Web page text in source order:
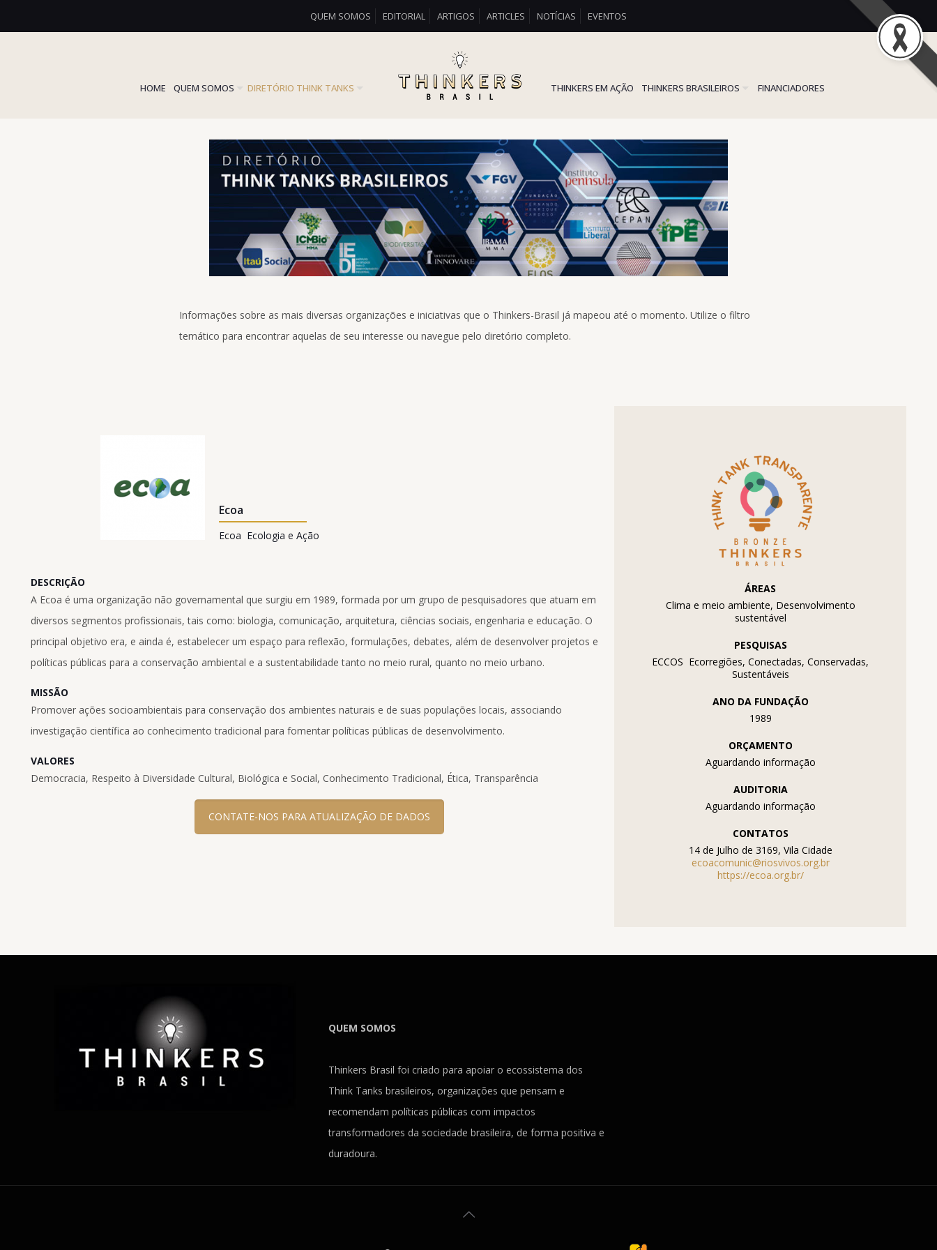
QUEM SOMOS EDITORIAL ARTIGOS ARTICLES NOTÍCIAS EVENTOS
HOME QUEM SOMOS DIRETÓRIO THINK TANKS THINKERS EM AÇÃO THINKERS BRASILEIROS FINANCIADORES
Informações sobre as mais diversas organizações e iniciativas que o Thinkers-Brasil já mapeou até o momento. Utilize o filtro
temático para encontrar aquelas de seu interesse ou navegue pelo diretório completo.
Ecoa
Ecoa  Ecologia e Ação
DESCRIÇÃO
A Ecoa é uma organização não governamental que surgiu em 1989, formada por um grupo de pesquisadores que atuam em
diversos segmentos profissionais, tais como: biologia, comunicação, arquitetura, ciências sociais, engenharia e educação. O
principal objetivo era, e ainda é, estabelecer um espaço para reflexão, formulações, debates, além de desenvolver projetos e
políticas públicas para a conservação ambiental e a sustentabilidade tanto no meio rural, quanto no meio urbano.
MISSÃO
Promover ações socioambientais para conservação dos ambientes naturais e de suas populações locais, associando
investigação científica ao conhecimento tradicional para fomentar políticas públicas de desenvolvimento.
VALORES
Democracia, Respeito à Diversidade Cultural, Biológica e Social, Conhecimento Tradicional, Ética, Transparência
CONTATE-NOS PARA ATUALIZAÇÃO DE DADOS
ÁREAS
Clima e meio ambiente, Desenvolvimento
sustentável
PESQUISAS
ECCOS  Ecorregiões, Conectadas, Conservadas,
Sustentáveis
ANO DA FUNDAÇÃO
1989
ORÇAMENTO
Aguardando informação
AUDITORIA
Aguardando informação
CONTATOS
14 de Julho de 3169, Vila Cidade
ecoacomunic@riosvivos.org.br
https://ecoa.org.br/
QUEM SOMOS
Thinkers Brasil foi criado para apoiar o ecossistema dos
Think Tanks brasileiros, organizações que pensam e
recomendam políticas públicas com impactos
transformadores da sociedade brasileira, de forma positiva e
duradoura.